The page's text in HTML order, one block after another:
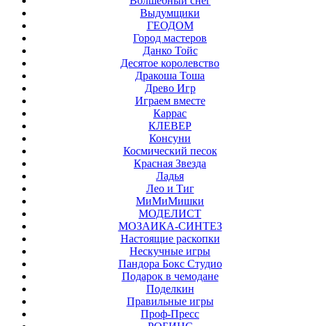
Выдумщики
ГЕОДОМ
Город мастеров
Данко Тойс
Десятое королевство
Дракоша Тоша
Древо Игр
Играем вместе
Каррас
КЛЕВЕР
Консуни
Космический песок
Красная Звезда
Ладья
Лео и Тиг
МиМиМишки
МОДЕЛИСТ
МОЗАИКА-СИНТЕЗ
Настоящие раскопки
Нескучные игры
Пандора Бокс Студио
Подарок в чемодане
Поделкин
Правильные игры
Проф-Пресс